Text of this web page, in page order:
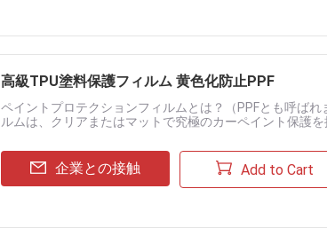
高級TPU塗料保護フィルム 黄色化防止PPF
ペイントプロテクションフィルムとは？（PPFとも呼ば
ルムは、クリアまたはマットで究極のカーペイント保護
企業との接触 Add to Cart